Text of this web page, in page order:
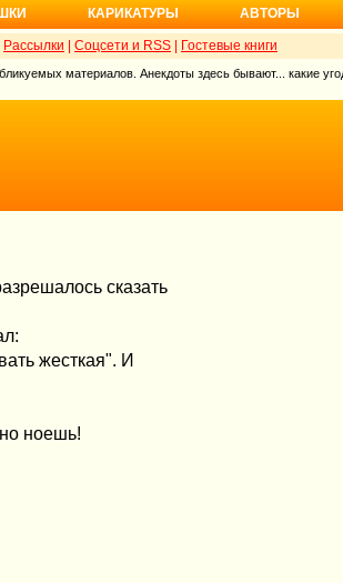
КАРИКАТУРЫ АВТОРЫ
Рассылки Соцсети и RSS Гостевые книги
материалов. Анекдоты здесь бывают... какие
сказать
жесткая". И
ноешь!